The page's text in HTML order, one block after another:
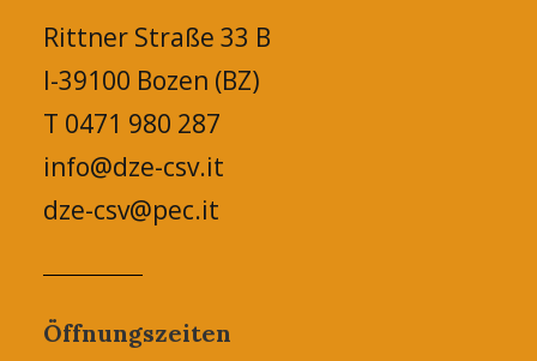
Rittner Straße 33 B
I-39100 Bozen (BZ)
T 0471 980 287
info@dze-csv.it
dze-csv@pec.it
Öffnungszeiten